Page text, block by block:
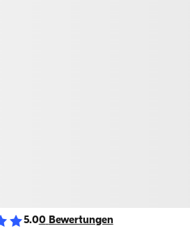
5.00 Bewertungen